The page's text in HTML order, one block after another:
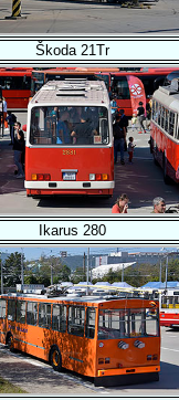
Škoda 21Tr
Ikarus 280